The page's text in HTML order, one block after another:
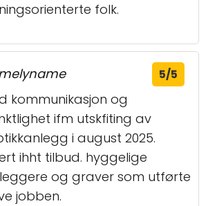
folk.
5/5
kommunikasjon og
ifm utskfiting av
i august 2025.
ihht tilbud. hyggelige
og graver som utførte
jobben.